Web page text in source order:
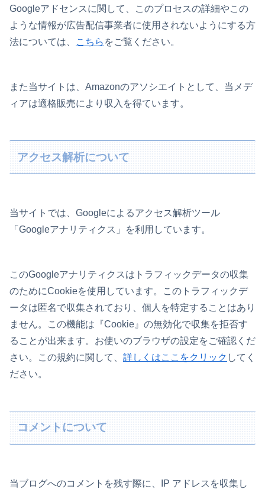
Googleアドセンスに関して、このプロセスの詳細やこの
ような情報が広告配信事業者に使用されないようにする方
法については、
こちら をご覧ください。
また当サイトは、Amazonのアソシエイトとして、当メデ
ィアは適格販売により収入を得ています。
アクセス解析について
当サイトでは、Googleによるアクセス解析ツール
「Googleアナリティクス」を利用しています。
このGoogleアナリティクスはトラフィックデータの収集
のためにCookieを使用しています。このトラフィックデ
ータは匿名で収集されており、個人を特定することはあり
ません。この機能は『Cookie』の無効化で収集を拒否す
ることが出来ます。お使いのブラウザの設定をご確認くだ
さい。この規約に関して、 詳しくはここをクリック してく
ださい。
コメントについて
当ブログへのコメントを残す際に、IP アドレスを収集し